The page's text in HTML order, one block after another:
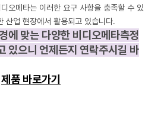
오메타는 이러한 요구 사항을 충족할 수 있
산업 현장에서 활용되고 있습니다.
에 맞는 다양한 비디오메타측정
있으니 언제든지 연락주시길 바
제품 바로가기